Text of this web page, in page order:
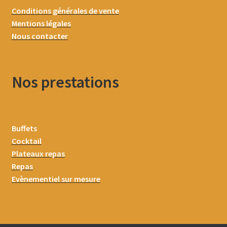
Conditions générales de vente
Mentions légales
Nous contacter
Nos prestations
Buffets
Cocktail
Plateaux repas
Repas
Evènementiel sur mesure